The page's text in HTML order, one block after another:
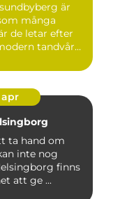
är
många
de letar efter
tandvård
apr
ta hand om
inte nog
finns
att ge ...